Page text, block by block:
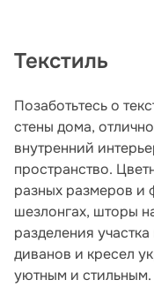
Текстиль
Позаботьтесь о
стены дома,
внутренний
пространство.
разных размеров и
шезлонгах, шторы
разделения
диванов и кресел
уютным и стильным.